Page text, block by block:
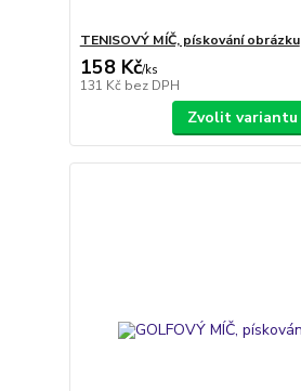
TENISOVÝ MÍČ, pískování obrázku
158 Kč/ks
131 Kč bez DPH
Zvolit variantu